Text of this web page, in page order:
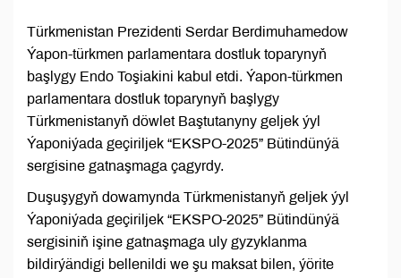
Türkmenistan Prezidenti Serdar Berdimuhamedow
Ýapon-türkmen parlamentara dostluk toparynyň
başlygy Endo Toşiakini kabul etdi. Ýapon-türkmen
parlamentara dostluk toparynyň başlygy
Türkmenistanyň döwlet Baştutanyny geljek ýyl
Ýaponiýada geçiriljek “EKSPO-2025” Bütindünýä
sergisine gatnaşmaga çagyrdy.
Duşuşygyň dowamynda Türkmenistanyň geljek ýyl
Ýaponiýada geçiriljek “EKSPO-2025” Bütindünýä
sergisiniň işine gatnaşmaga uly gyzyklanma
bildirýändigi bellenildi we şu maksat bilen, ýörite